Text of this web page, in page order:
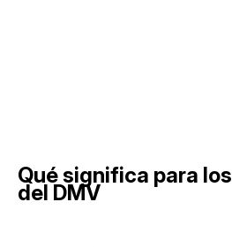
Qué significa para
del DMV